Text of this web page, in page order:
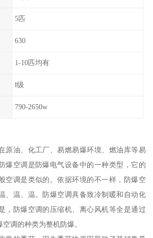
5匹
630
1-10匹均有
Ⅰ级
790-2650w
原油、化工厂、易燃易爆环境、燃油库等易
爆空调是防爆电气设备中的一种类型，它的
空调是类似的。依据环境的不一样，防爆空
、温、温。防爆空调具备致冷制暖和自动化
，防爆空调的压缩机、离心风机等全是通过
调的种类为整机防爆。